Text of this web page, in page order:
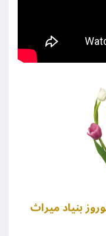
بنیاد میراث